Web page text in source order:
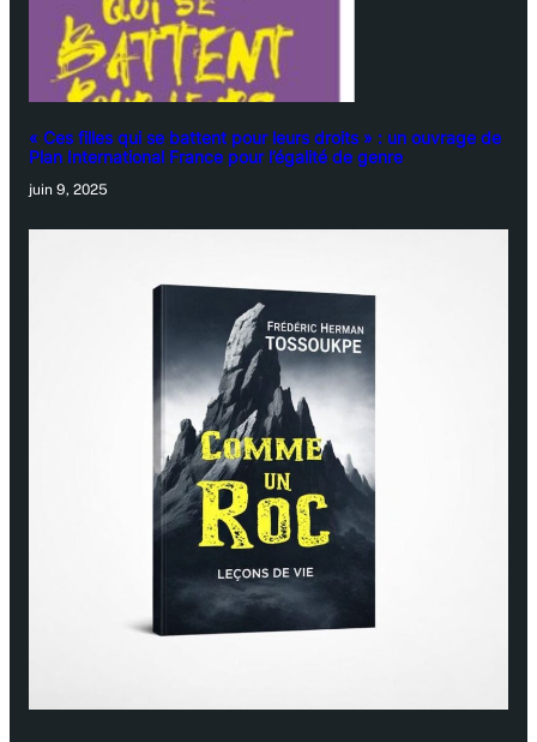
« Ces filles qui se battent pour leurs droits » : un ouvrage de
Plan International France pour l’égalité de genre
juin 9, 2025